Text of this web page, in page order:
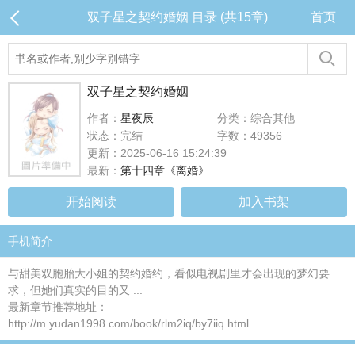
双子星之契约婚姻 目录 (共15章) 首页
双子星之契约婚姻
作者： 星夜辰
分类：综合其他
状态：完结
字数：49356
更新：2025-06-16 15:24:39
最新： 第十四章《离婚》
开始阅读 加入书架
手机简介
与甜美双胞胎大小姐的契约婚约，看似电视剧里才会出现的梦幻要
求，但她们真实的目的又 ...
最新章节推荐地址：
http://m.yudan1998.com/book/rlm2iq/by7iiq.html